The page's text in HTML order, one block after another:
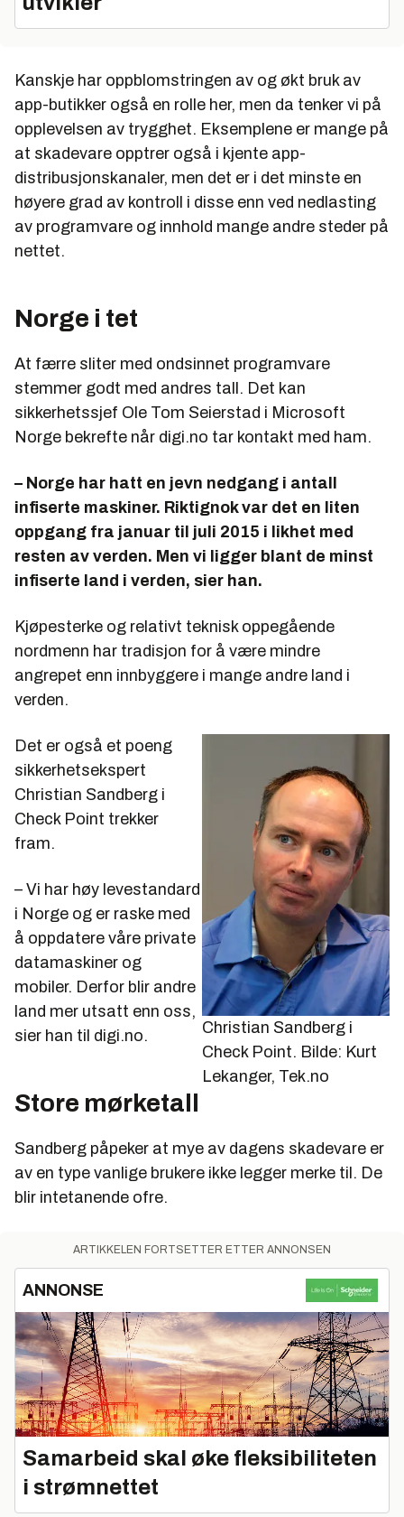
Kanskje har oppblomstringen av og økt bruk av
app-butikker også en rolle her, men da tenker vi på
opplevelsen av trygghet. Eksemplene er mange på
at skadevare opptrer også i kjente app-
distribusjonskanaler, men det er i det minste en
høyere grad av kontroll i disse enn ved nedlasting
av programvare og innhold mange andre steder på
nettet.
Norge i tet
At færre sliter med ondsinnet programvare
stemmer godt med andres tall. Det kan
sikkerhetssjef Ole Tom Seierstad i Microsoft
Norge bekrefte når digi.no tar kontakt med ham.
– Norge har hatt en jevn nedgang i antall
infiserte maskiner. Riktignok var det en liten
oppgang fra januar til juli 2015 i likhet med
resten av verden. Men vi ligger blant de minst
infiserte land i verden, sier han.
Kjøpesterke og relativt teknisk oppegående
nordmenn har tradisjon for å være mindre
angrepet enn innbyggere i mange andre land i
verden.
Christian Sandberg i
Check Point. Bilde: Kurt
Lekanger, Tek.no
Det er også et poeng
sikkerhetsekspert
Christian Sandberg i
Check Point trekker
fram.
– Vi har høy levestandard
i Norge og er raske med
å oppdatere våre private
datamaskiner og
mobiler. Derfor blir andre
land mer utsatt enn oss,
sier han til digi.no.
Store mørketall
Sandberg påpeker at mye av dagens skadevare er
av en type vanlige brukere ikke legger merke til. De
blir intetanende ofre.
ARTIKKELEN FORTSETTER ETTER ANNONSEN
ANNONSE
Samarbeid skal øke fleksibiliteten
i strømnettet